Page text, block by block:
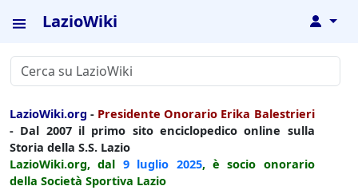
LazioWiki ↓
LazioWiki.org - Presidente Onorario Erika Balestrieri
- Dal 2007 il primo sito enciclopedico online sulla
Storia della S.S. Lazio
LazioWiki.org, dal 9 luglio 2025, è socio onorario
della Società Sportiva Lazio